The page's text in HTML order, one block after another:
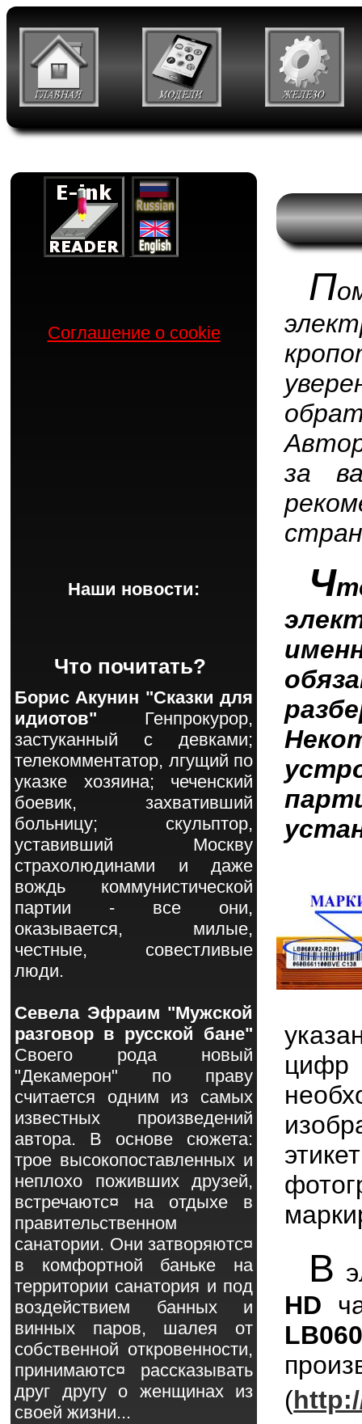
П
за
Ч
цифр
В
HD
(
Соглашение о cookie
Наши новости:
Что почитать?
Борис Акунин "Сказки для
идиотов" Генпрокурор,
застуканный с девками;
телекомментатор, лгущий по
указке хозяина; чеченский
боевик, захвативший
больницу; скульптор,
уставивший Москву
страхолюдинами и даже
вождь коммунистической
партии - все они,
оказывается, милые,
честные, совестливые
люди.
Севела Эфраим "Мужской
разговор в русской бане"
Своего рода новый
"Декамерон" по праву
считается одним из самых
известных произведений
автора. В основе сюжета:
трое высокопоставленных и
неплохо поживших друзей,
встречаютс¤ на отдыхе в
правительственном
санатории. Они затворяютс¤
в комфортной баньке на
территории санатория и под
воздействием банных и
винных паров, шалея от
собственной откровенности,
принимаютс¤ рассказывать
друг другу о женщинах из
своей жизни...